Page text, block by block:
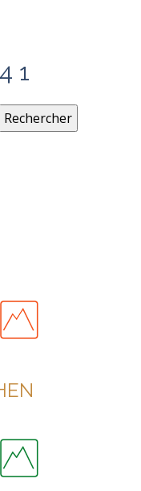
1
Rechercher